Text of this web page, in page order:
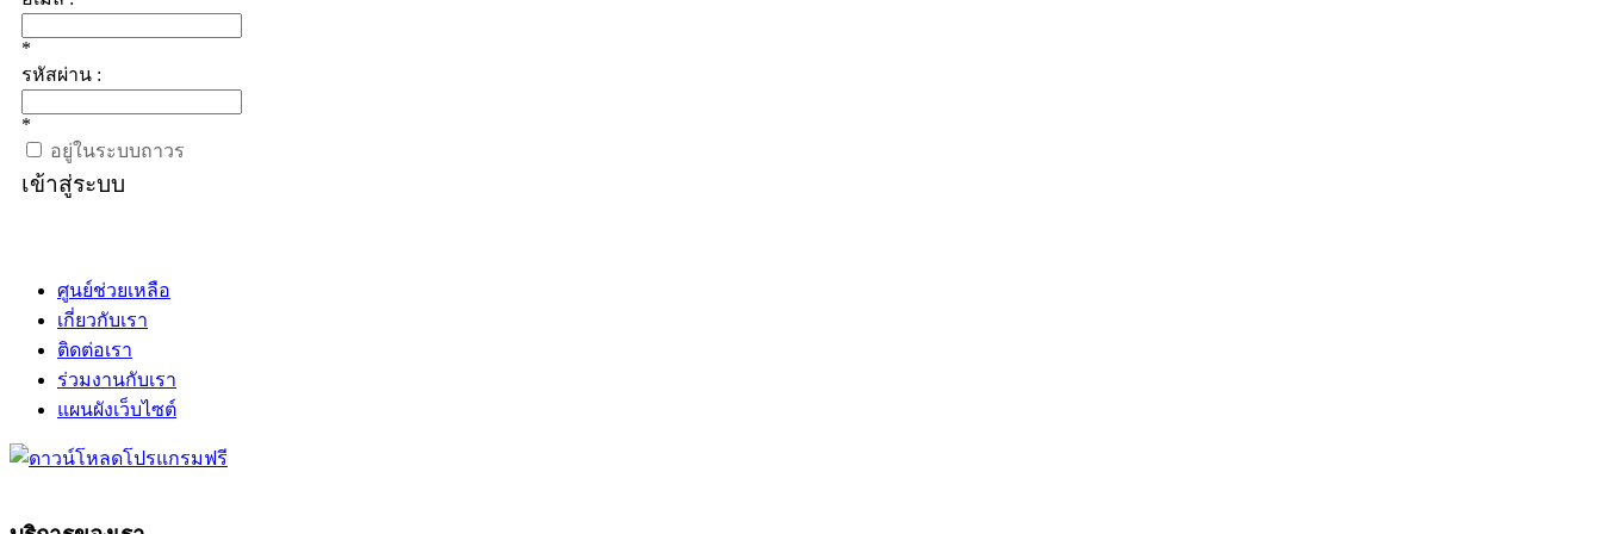
*
รหัสผ่าน :
*
อยู่ในระบบถาวร
เข้าสู่ระบบ
ศูนย์ช่วยเหลือ
เกี่ยวกับเรา
ติดต่อเรา
ร่วมงานกับเรา
แผนผังเว็บไซต์